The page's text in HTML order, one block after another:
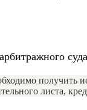
листа,